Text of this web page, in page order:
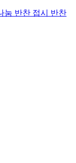
눔 반찬 접시 반찬